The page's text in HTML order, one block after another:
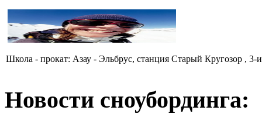
Школа - прокат: Азау - Эльбрус, станция Старый Кругозор , 3-
Новости сноубординга: